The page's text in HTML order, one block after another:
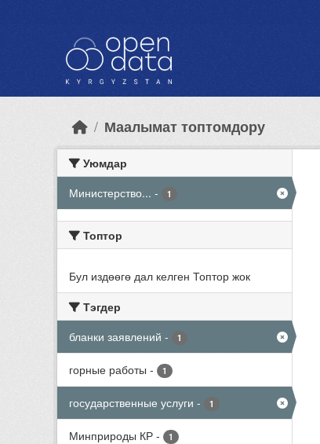
Маалымат топтомдору
Уюмдар
Министерство... - 1
Топтор
Бул издөөгө дал келген Топтор жок
Тэгдер
бланки заявлений - 1
горные работы - 1
государственные услуги - 1
Минприроды КР - 1